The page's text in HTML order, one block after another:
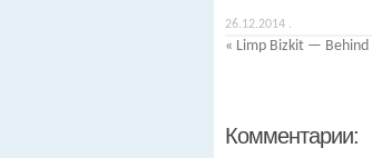
26.12.2014 .
« Limp Bizkit — Behind
Комментарии: